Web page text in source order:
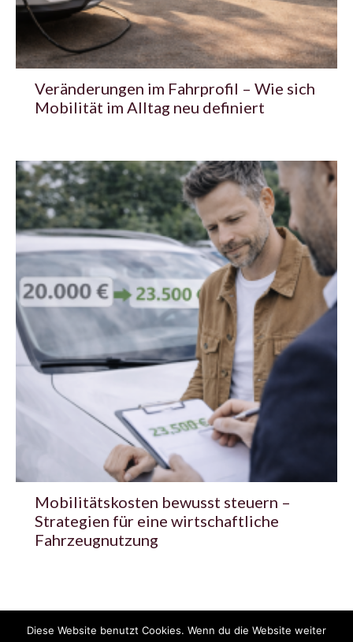
Veränderungen im Fahrprofil – Wie sich
Mobilität im Alltag neu definiert
Mobilitätskosten bewusst steuern –
Strategien für eine wirtschaftliche
Fahrzeugnutzung
Diese Website benutzt Cookies. Wenn du die Website weiter